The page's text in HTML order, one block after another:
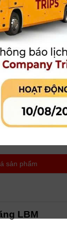
hãng
đ
MUA HÀNG
thẻ tín
sản phẩm
LBM